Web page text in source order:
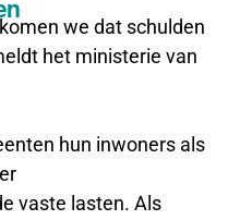
we dat schulden
het ministerie van
hun inwoners als
vaste lasten. Als